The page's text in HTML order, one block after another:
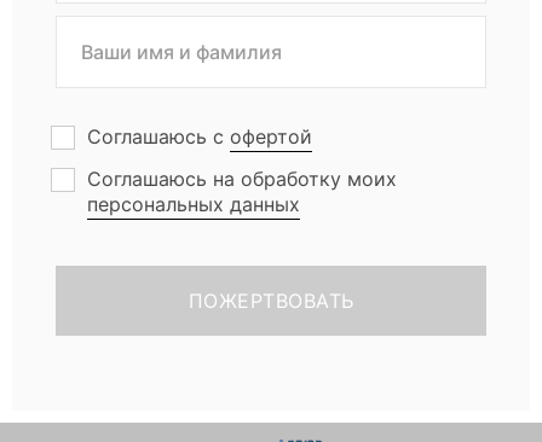
Соглашаюсь с офертой
Соглашаюсь на обработку моих
персональных данных